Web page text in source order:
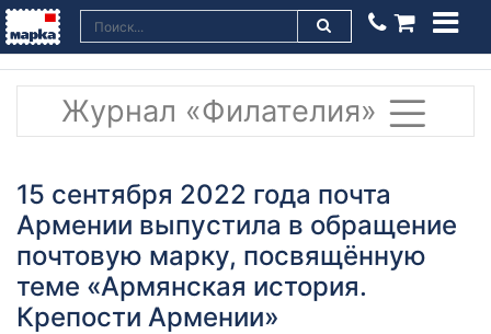
Журнал «Филателия»
15 сентября 2022 года почта
Армении выпустила в обращение
почтовую марку, посвящённую
теме «Армянская история.
Крепости Армении»